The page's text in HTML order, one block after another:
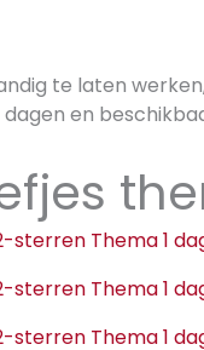
te laten
en
sterren Thema 1
sterren Thema 1
sterren Thema 1